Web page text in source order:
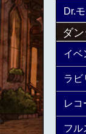
Dr.
ダ
イベ
ラビ
レコ
フル